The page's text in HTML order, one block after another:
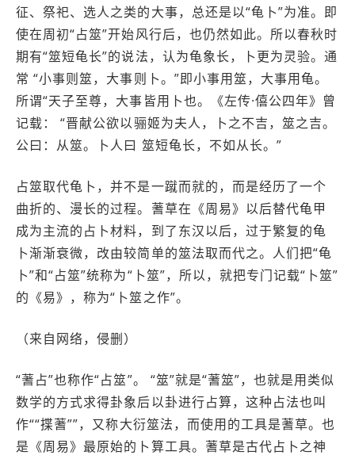
征、祭祀、选人之类的大事，总还是以“龟卜”为准。即
使在周初“占筮”开始风行后，也仍然如此。所以春秋时
期有“筮短龟长”的说法，认为龟象长，卜更为灵验。通
常 “小事则筮，大事则卜。”即小事用筮，大事用龟。
所谓“天子至尊，大事皆用卜也。《左传·僖公四年》曾
记载： “晋献公欲以骊姬为夫人，卜之不吉，筮之吉。
公曰：从筮。卜人曰 筮短龟长，不如从长。”
占筮取代龟卜，并不是一蹴而就的，而是经历了一个
曲折的、漫长的过程。蓍草在《周易》以后替代龟甲
成为主流的占卜材料，到了东汉以后，过于繁复的龟
卜渐渐衰微，改由较简单的筮法取而代之。人们把“龟
卜”和“占筮”统称为“卜筮”，所以，就把专门记载“卜筮”
的《易》，称为“卜筮之作”。
（来自网络，侵删）
“蓍占”也称作“占筮”。 “筮”就是“蓍筮”，也就是用类似
数学的方式求得卦象后以卦进行占算，这种占法也叫
作““揲蓍””，又称大衍筮法，而使用的工具是蓍草。也
是《周易》最原始的卜算工具。蓍草是古代占卜之神